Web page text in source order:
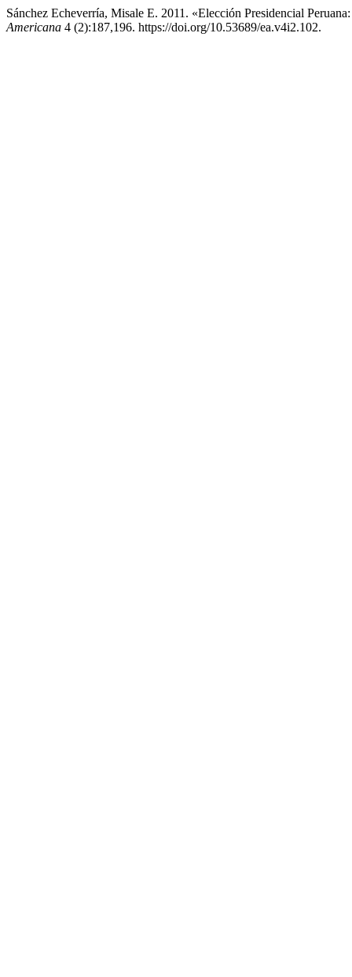
Sánchez Echeverría, Misale E. 2011. «Elección Presidencial
Americana 4 (2):187,196. https://doi.org/10.53689/ea.v4i2.102.